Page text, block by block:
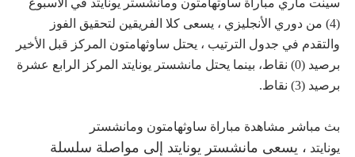
سينت ماري مباراة ساوثهامتون ومانشستر يونايتد في الأسبوع
(4) من دوري الأنجليزي ، يسعى كلا الفريقين لتحقيق الفوز
والتقدم في جدول الترتيب ، يحتل ساوثهامتون المركز قبل الأخير
برصيد (0) نقاط، بينما يحتل مانشستر يونايتد المركز الرابع عشرة
برصيد (3) نقاط.
بث مباشر مشاهدة مباراة ساوثهامتون ومانشستر
يونايتد ، يسعى مانشستر يونايتد إلى مواصلة سلسلة